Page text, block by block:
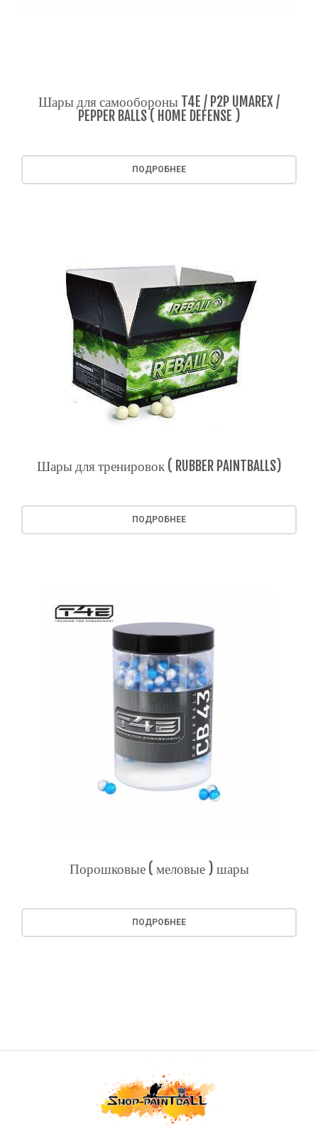
Шары для самообороны T4E / P2P UMAREX /
PEPPER BALLS ( HOME DEFENSE )
ПОДРОБНЕЕ
Шары для тренировок ( RUBBER PAINTBALLS)
ПОДРОБНЕЕ
Порошковые ( меловые ) шары
ПОДРОБНЕЕ